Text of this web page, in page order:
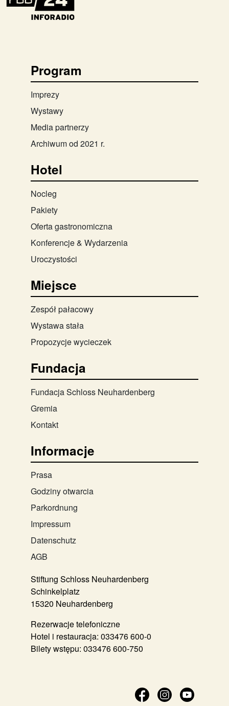
Program
Imprezy
Wystawy
Media partnerzy
Archiwum od 2021 r.
Hotel
Nocleg
Pakiety
Oferta gastronomiczna
Konferencje & Wydarzenia
Uroczystości
Miejsce
Zespół pałacowy
Wystawa stała
Propozycje wycieczek
Fundacja
Fundacja Schloss Neuhardenberg
Gremia
Kontakt
Informacje
Prasa
Godziny otwarcia
Parkordnung
Impressum
Datenschutz
AGB
Stiftung Schloss Neuhardenberg
Schinkelplatz
15320 Neuhardenberg
Rezerwacje telefoniczne
Hotel i restauracja: 033476 600-0
Bilety wstępu: 033476 600-750